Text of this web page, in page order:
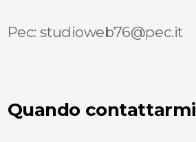
Pec: studioweb76@pec.it
Quando contattarmi